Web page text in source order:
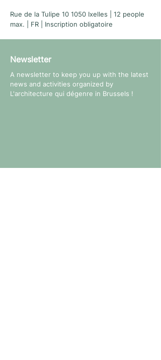
Rue de la Tulipe 10 1050 Ixelles | 12 people
max. | FR | Inscription obligatoire
Newsletter
A newsletter to keep you up with the latest
news and activities organized by
L'architecture qui dégenre in Brussels !